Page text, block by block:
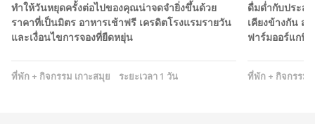
ทำให้วันหยุดครั้งต่อไปของคุณน่าจดจำยิ่งขึ้นด้วย
ราคาที่เป็นมิตร อาหารเช้าฟรี เครดิตโรงแรมรายวัน
และเงื่อนไขการจองที่ยืดหยุ่น
ที่พัก + กิจกรรม เกาะสมุย ระยะเวลา 1 วัน
ดื่มด่ำกับประส
เคียงข้างกัน ส
ฟาร์มออร์แกนิ
ที่พัก + กิจกรรม